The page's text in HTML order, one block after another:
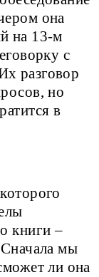
она
на 13-м
с
разговор
но
в
книги –
Сначала мы
ли она